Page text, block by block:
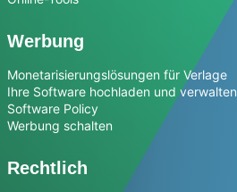
Werbung
Monetarisierungslösungen für Verlage
Ihre Software hochladen und verwalten
Software Policy
Werbung schalten
Rechtlich